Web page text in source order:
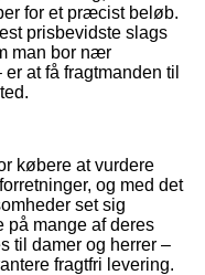
for et præcist beløb.
prisbevidste slags
man bor nær
at få fragtmanden til
købere at vurdere
og med det
set sig
på mange af deres
til damer og herrer –
fragtfri levering.